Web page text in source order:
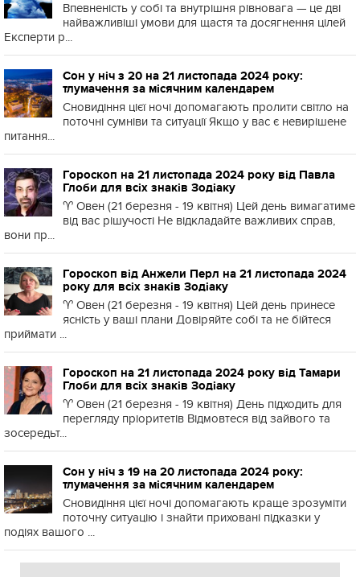
Впевненість у собі та внутрішня рівновага — це дві
найважливіші умови для щастя та досягнення цілей
Експерти р...
Сон у ніч з 20 на 21 листопада 2024 року:
тлумачення за місячним календарем
Сновидіння цієї ночі допомагають пролити світло на
поточні сумніви та ситуації Якщо у вас є невирішене
питання...
Гороскоп на 21 листопада 2024 року від Павла
Глоби для всіх знаків Зодіаку
♈️ Овен (21 березня - 19 квітня) Цей день вимагатиме
від вас рішучості Не відкладайте важливих справ,
вони пр...
Гороскоп від Анжели Перл на 21 листопада 2024
року для всіх знаків Зодіаку
♈️ Овен (21 березня - 19 квітня) Цей день принесе
ясність у ваші плани Довіряйте собі та не бійтеся
приймати ...
Гороскоп на 21 листопада 2024 року від Тамари
Глоби для всіх знаків Зодіаку
♈️ Овен (21 березня - 19 квітня) День підходить для
перегляду пріоритетів Відмовтеся від зайвого та
зосередьт...
Сон у ніч з 19 на 20 листопада 2024 року:
тлумачення за місячним календарем
Сновидіння цієї ночі допомагають краще зрозуміти
поточну ситуацію і знайти приховані підказки у
подіях вашого ...